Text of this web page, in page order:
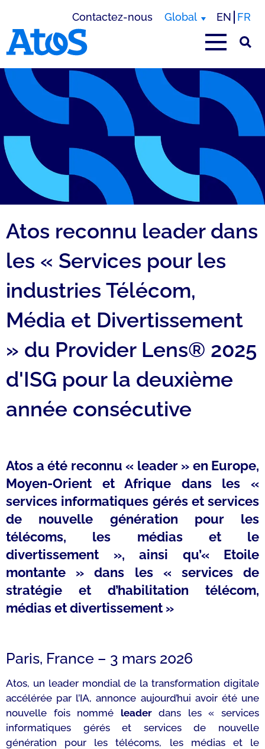
Contactez-nous Global EN FR
Atos reconnu leader dans
les « Services pour les
industries Télécom,
Média et Divertissement
» du Provider Lens® 2025
d'ISG pour la deuxième
année consécutive
Atos a été reconnu « leader » en Europe,
Moyen-Orient et Afrique dans les «
services informatiques gérés et services
de nouvelle génération pour les
télécoms, les médias et le
divertissement », ainsi qu’« Etoile
montante » dans les « services de
stratégie et d’habilitation télécom,
médias et divertissement »
Paris, France – 3 mars 2026
Atos, un leader mondial de la transformation digitale
accélérée par l’IA, annonce aujourd’hui avoir été une
nouvelle fois nommé leaderdans les « services
informatiques gérés et services de nouvelle
génération pour les télécoms, les médias et le